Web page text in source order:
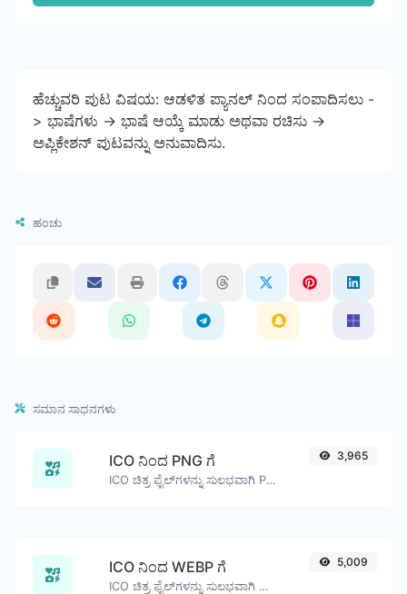
ಹೆಚ್ಚುವರಿ ಪುಟ ವಿಷಯ: ಆಡಳಿತ ಪ್ಯಾನಲ್ ನಿಂದ ಸಂಪಾದಿಸಲು -
> ಭಾಷೆಗಳು -> ಭಾಷೆ ಆಯ್ಕೆ ಮಾಡು ಅಥವಾ ರಚಿಸು ->
ಅಪ್ಲಿಕೇಶನ್ ಪುಟವನ್ನು ಅನುವಾದಿಸು.
ಹಂಚು
ಸಮಾನ ಸಾಧನಗಳು
ICO ನಿಂದ PNG ಗೆ
ICO ಚಿತ್ರ ಫೈಲ್‌ಗಳನ್ನು ಸುಲಭವಾಗಿ PNGಗೆ ಪರಿವರ್ತಿಸಿ.
3,965
ICO ನಿಂದ WEBP ಗೆ
ICO ಚಿತ್ರ ಫೈಲ್‌ಗಳನ್ನು ಸುಲಭವಾಗಿ WEBP ಗೆ ಪರಿವರ್ತಿಸಿ.
5,009